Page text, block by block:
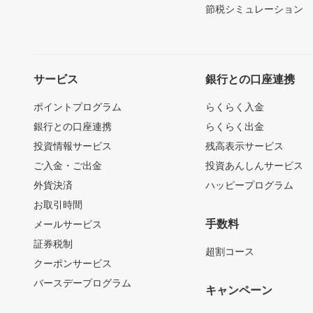
節税シミュレーション
サービス
ポイントプログラム
銀行との口座連携
投資情報サービス
ご入金・ご出金
外貨決済
お取引時間
メールサービス
証券税制
クーポンサービス
バースデープログラム
銀行との口座連携
らくらく入金
らくらく出金
残高表示サービス
投資あんしんサービス
ハッピープログラム
手数料
超割コース
キャンペーン